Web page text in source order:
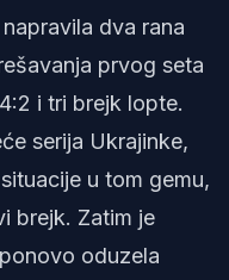
dva rana
prvog seta
i tri brejk lopte.
serija Ukrajinke,
u tom gemu,
brejk. Zatim je
oduzela